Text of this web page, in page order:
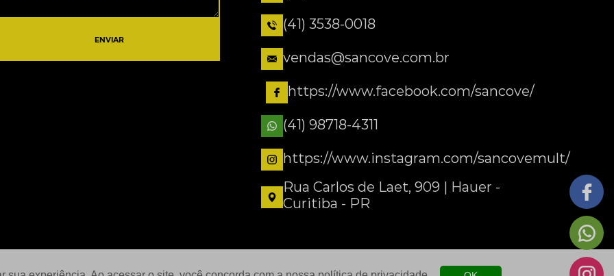
ENVIAR
(41) 3538-0018
vendas@sancove.com.br
https://www.facebook.com/sancove/
(41) 98718-4311
https://www.instagram.com/sancovemult/
Rua Carlos de Laet, 909 | Hauer -
Curitiba - PR